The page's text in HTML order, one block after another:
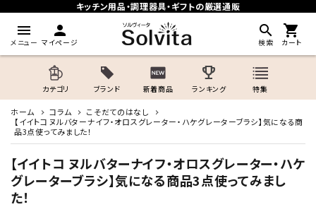
キッチン用品・調理器具・ギフトの厳選通販
menu
メニュー
person
マイページ
search
検索
shopping_cart
カート
カテゴリ ブランド 新着商品
trophy
ランキング 特集
ホーム コラム
こそだてのはなし
【イイトコ ヌルバターナイフ・オロスグレーター・ハケグレーターブラシ】気になる商
品3点使ってみました！
【イイトコ ヌルバターナイフ・オロスグレーター・ハケ
グレーターブラシ】気になる商品3点使ってみまし
た！